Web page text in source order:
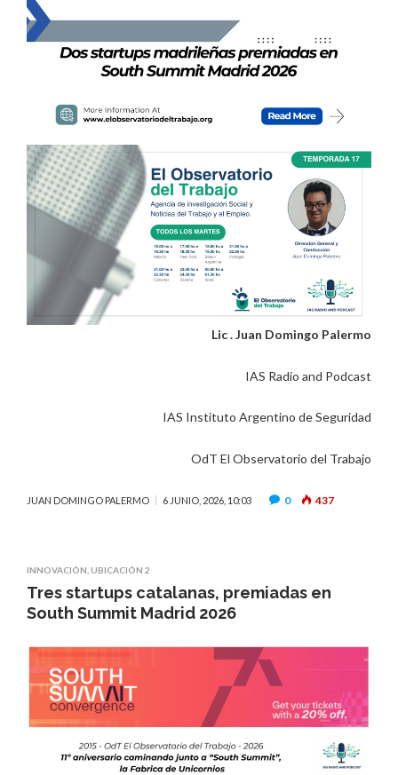
Lic . Juan Domingo Palermo
IAS Radio and Podcast
IAS Instituto Argentino de Seguridad
OdT El Observatorio del Trabajo
JUAN DOMINGO PALERMO 6 JUNIO, 2026, 10:03 0 437
INNOVACIÓN UBICACIÓN 2
Tres startups catalanas, premiadas en
South Summit Madrid 2026